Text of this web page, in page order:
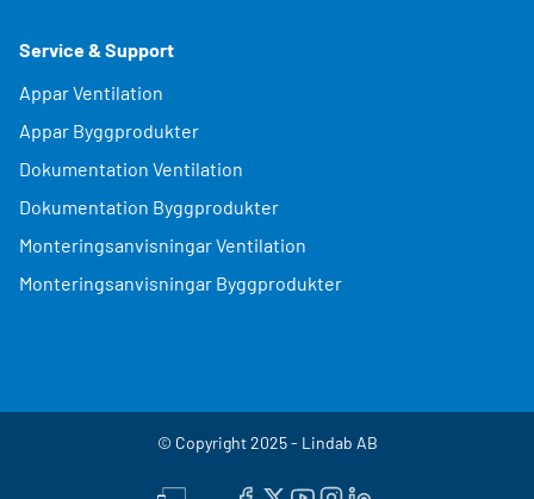
Service & Support
Appar Ventilation
Appar Byggprodukter
Dokumentation Ventilation
Dokumentation Byggprodukter
Monteringsanvisningar Ventilation
Monteringsanvisningar Byggprodukter
© Copyright 2025 - Lindab AB